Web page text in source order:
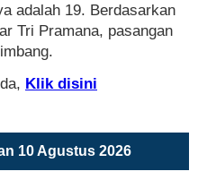
adalah 19. Berdasarkan
Tri Pramana, pasangan
Klik disini
10 Agustus 2026